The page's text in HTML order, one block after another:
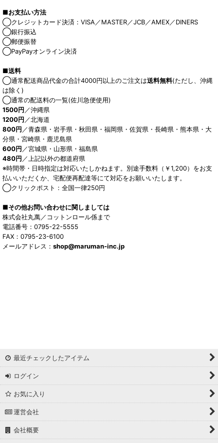
■お支払い方法
◯クレジットカード決済：VISA／MASTER／JCB／AMEX／DINERS
◯銀行振込
◯郵便振替
◯PayPayオンライン決済
■送料
◯通常配送商品代金の合計4000円以上のご注文は送料無料(ただし、沖縄
は除く)
◯通常の配送料の一覧(佐川急便使用)
1500円 ／沖縄県
1200円 ／北海道
800円 ／青森県・岩手県・秋田県・福岡県・佐賀県・長崎県・熊本県・大
分県・宮崎県・鹿児島県
600円 ／宮城県・山形県・福島県
480円 ／上記以外の都道府県
※時間帯・日時指定は対応いたしかねます。別途手数料（￥1,200）をお支
払いいただくか、宅配便再配達等にて対応をお願いいたします。
◯クリックポスト：全国一律250円
■その他お問い合わせに関しましては
株式会社丸萬／コットンロール係まで
電話番号：0795-22-5555
FAX：0795-23-6100
メールアドレス： shop@maruman-inc.jp
最近チェックしたアイテム
ログイン
お気に入り
運営会社
会社概要